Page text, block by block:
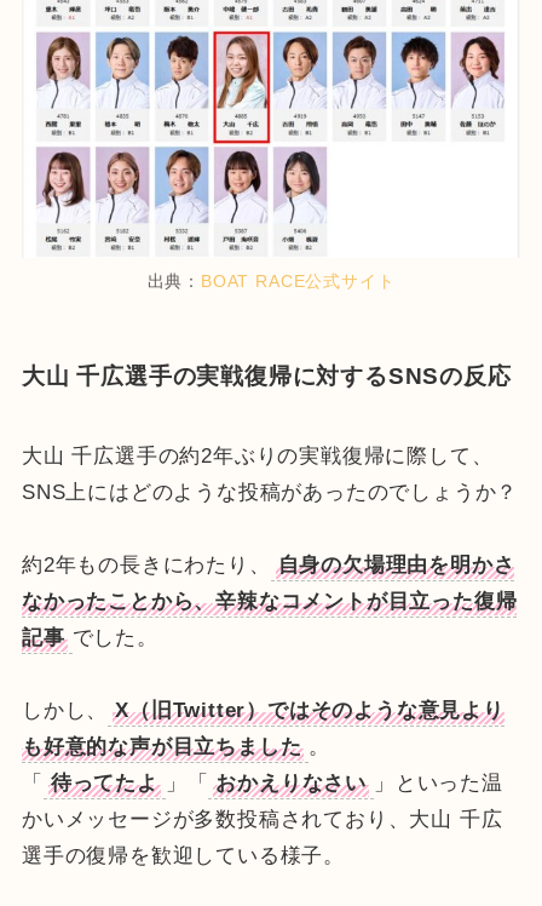
出典： BOAT RACE公式サイト
大山 千広選手の実戦復帰に対するSNSの反応
大山 千広選手の約2年ぶりの実戦復帰に際して、
SNS上にはどのような投稿があったのでしょうか？
約2年もの長きにわたり、
自身の欠場理由を明かさ
なかったことから、辛辣なコメントが目立った復帰
記事 でした。
しかし、
X（旧Twitter）ではそのような意見より
も好意的な声が目立ちました 。
「
待ってたよ 」「 おかえりなさい
」といった温
かいメッセージが多数投稿されており、大山 千広
選手の復帰を歓迎している様子。